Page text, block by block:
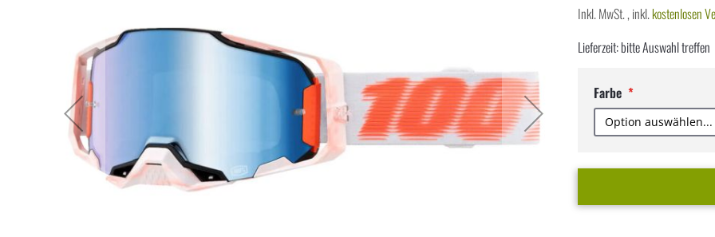
Inkl. MwSt., inkl.kostenlosen
Lieferzeit: bitte Auswahl treffen
Farbe